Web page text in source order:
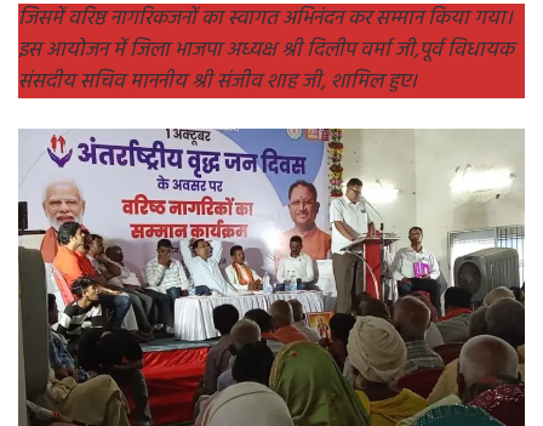
जिसमें वरिष्ठ नागरिकजनों का स्वागत अभिनंदन कर सम्मान किया गया।
इस आयोजन में जिला भाजपा अध्यक्ष श्री दिलीप वर्मा जी,पूर्व विधायक
संसदीय सचिव माननीय श्री संजीव शाह जी, शामिल हुए।